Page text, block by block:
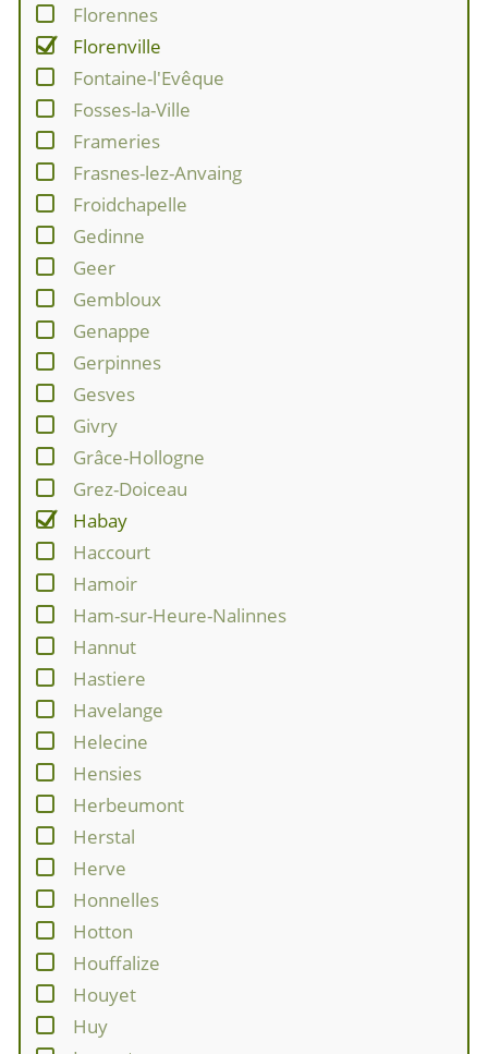
Florennes
Florenville
Fontaine-l'Evêque
Fosses-la-Ville
Frameries
Frasnes-lez-Anvaing
Froidchapelle
Gedinne
Geer
Gembloux
Genappe
Gerpinnes
Gesves
Givry
Grâce-Hollogne
Grez-Doiceau
Habay
Haccourt
Hamoir
Ham-sur-Heure-Nalinnes
Hannut
Hastiere
Havelange
Helecine
Hensies
Herbeumont
Herstal
Herve
Honnelles
Hotton
Houffalize
Houyet
Huy